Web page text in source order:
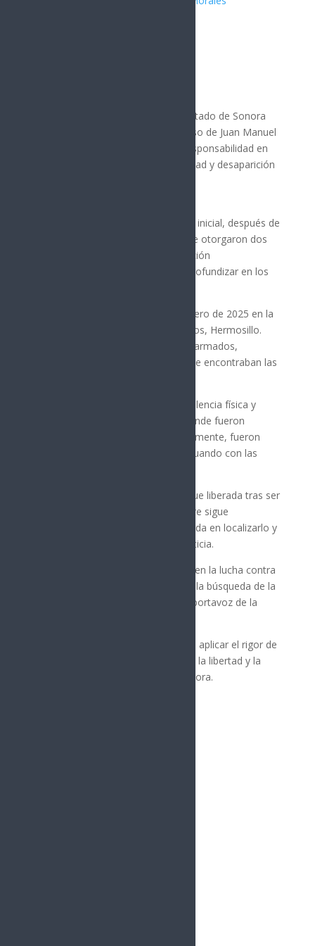
La Fiscalía General de Justicia del Estado de Sonora
(FGJES) logró la vinculación a proceso de Juan Manuel
“N”, de 24 años, por su probable responsabilidad en
delitos de privación ilegal de la libertad y desaparición
La decisión se tomó en la audiencia inicial, después de
ejecutar la orden de aprehensión. Se otorgaron dos
meses para el cierre de la investigación
complementaria, lo que permitirá profundizar en los
Los hechos ocurrieron el 22 de febrero de 2025 en la
colonia Privadas del Real Sección Dos, Hermosillo.
Juan Manuel “N” y otros individuos, armados,
irrumpieron en un domicilio donde se encontraban las
Las víctimas fueron sometidas a violencia física y
llevadas a un lugar desconocido, donde fueron
golpeadas e interrogadas. Posteriormente, fueron
trasladadas a otro inmueble, continuando con las
El 24 de febrero de 2025, la mujer fue liberada tras ser
cuestionada, mientras que el hombre sigue
desaparecido. La FGJES está enfocada en localizarlo y
llevar a los responsables ante la justicia.
“La FGJES reafirma su compromiso en la lucha contra
delitos de alto impacto, priorizando la búsqueda de la
persona desaparecida”, declaró un portavoz de la
Este caso subraya la importancia de aplicar el rigor de
la ley contra quienes atentan contra la libertad y la
seguridad de los ciudadanos en Sonora.